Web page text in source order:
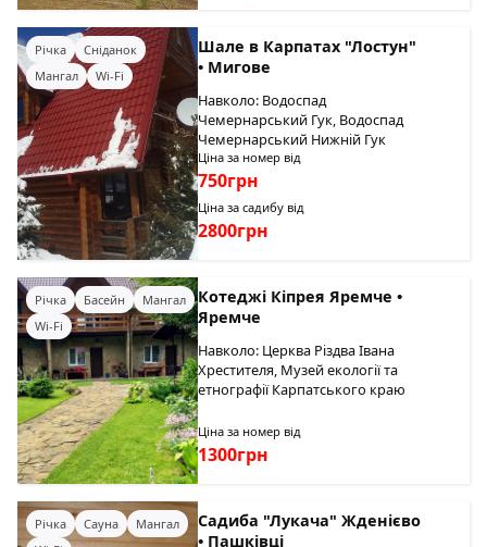
Річка
Сніданок
Мангал
Wi-Fi
Шале в Карпатах "Лостун"
• Мигове
Навколо: Водоспад
Чемернарський Гук, Водоспад
Чемернарський Нижній Гук
Ціна за номер від
750грн
Ціна за садибу від
2800грн
Річка Басейн
Мангал
Wi-Fi
Котеджі Кіпрея Яремче •
Яремче
Навколо: Церква Різдва Івана
Хрестителя, Музей екології та
етнографії Карпатського краю
Ціна за номер від
1300грн
Річка Сауна
Мангал
Садиба "Лукача" Жденієво
• Пашківці